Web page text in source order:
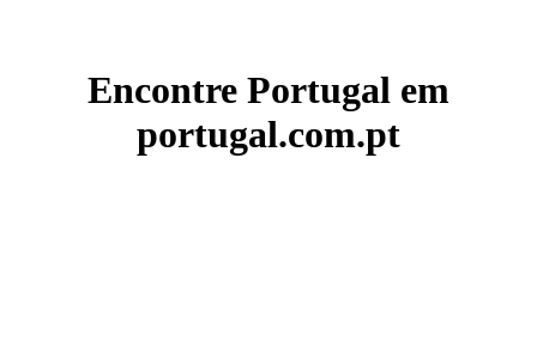
Encontre Portugal em
portugal.com.pt